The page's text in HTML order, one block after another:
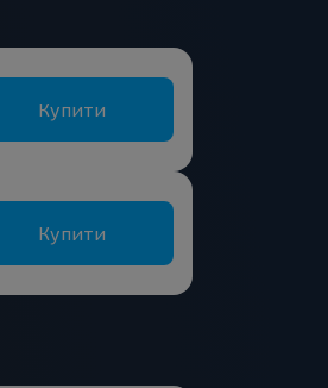
Купити
Купити